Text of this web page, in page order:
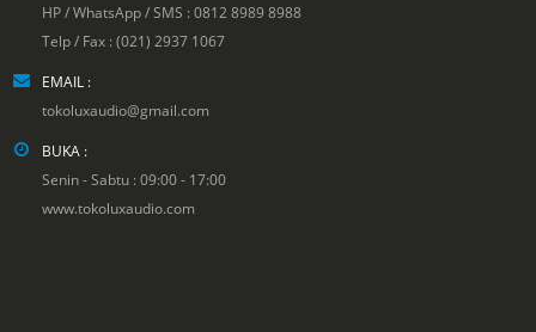
HP / WhatsApp / SMS : 0812 8989 8988
Telp / Fax : (021) 2937 1067
EMAIL :
tokoluxaudio@gmail.com
BUKA :
Senin - Sabtu : 09:00 - 17:00
www.tokoluxaudio.com